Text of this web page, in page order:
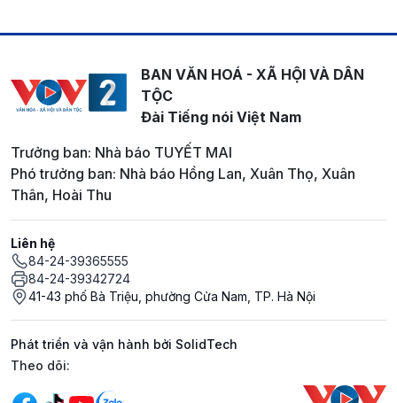
BAN VĂN HOÁ - XÃ HỘI VÀ DÂN
TỘC
Đài Tiếng nói Việt Nam
Trưởng ban: Nhà báo TUYẾT MAI
Phó trưởng ban: Nhà báo Hồng Lan, Xuân Thọ, Xuân
Thân, Hoài Thu
Liên hệ
84-24-39365555
84-24-39342724
41-43 phố Bà Triệu, phường Cửa Nam, TP. Hà Nội
Phát triển và vận hành bởi SolidTech
Mạng xã hội
Theo dõi: